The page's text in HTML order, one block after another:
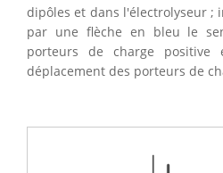
dipôles et dans l'électrolyseur ;
par une flèche en bleu le
porteurs de charge
déplacement des porteurs de